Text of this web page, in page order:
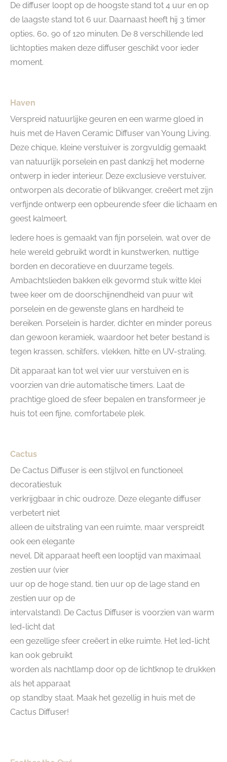
De diffuser loopt op de hoogste stand tot 4 uur en op
de laagste stand tot 6 uur. Daarnaast heeft hij 3 timer
opties, 60, 90 of 120 minuten. De 8 verschillende led
lichtopties maken deze diffuser geschikt voor ieder
moment.
Haven
Verspreid natuurlijke geuren en een warme gloed in
huis met de Haven Ceramic Diffuser van Young Living.
Deze chique, kleine verstuiver is zorgvuldig gemaakt
van natuurlijk porselein en past dankzij het moderne
ontwerp in ieder interieur. Deze exclusieve verstuiver,
ontworpen als decoratie of blikvanger, creëert met zijn
verfijnde ontwerp een opbeurende sfeer die lichaam en
geest kalmeert.
Iedere hoes is gemaakt van fijn porselein, wat over de
hele wereld gebruikt wordt in kunstwerken, nuttige
borden en decoratieve en duurzame tegels.
Ambachtslieden bakken elk gevormd stuk witte klei
twee keer om de doorschijnendheid van puur wit
porselein en de gewenste glans en hardheid te
bereiken. Porselein is harder, dichter en minder poreus
dan gewoon keramiek, waardoor het beter bestand is
tegen krassen, schilfers, vlekken, hitte en UV-straling.
Dit apparaat kan tot wel vier uur verstuiven en is
voorzien van drie automatische timers. Laat de
prachtige gloed de sfeer bepalen en transformeer je
huis tot een fijne, comfortabele plek.
Cactus
De Cactus Diffuser is een stijlvol en functioneel
decoratiestuk
verkrijgbaar in chic oudroze. Deze elegante diffuser
verbetert niet
alleen de uitstraling van een ruimte, maar verspreidt
ook een elegante
nevel. Dit apparaat heeft een looptijd van maximaal
zestien uur (vier
uur op de hoge stand, tien uur op de lage stand en
zestien uur op de
intervalstand). De Cactus Diffuser is voorzien van warm
led-licht dat
een gezellige sfeer creëert in elke ruimte. Het led-licht
kan ook gebruikt
worden als nachtlamp door op de lichtknop te drukken
als het apparaat
op standby staat. Maak het gezellig in huis met de
Cactus Diffuser!